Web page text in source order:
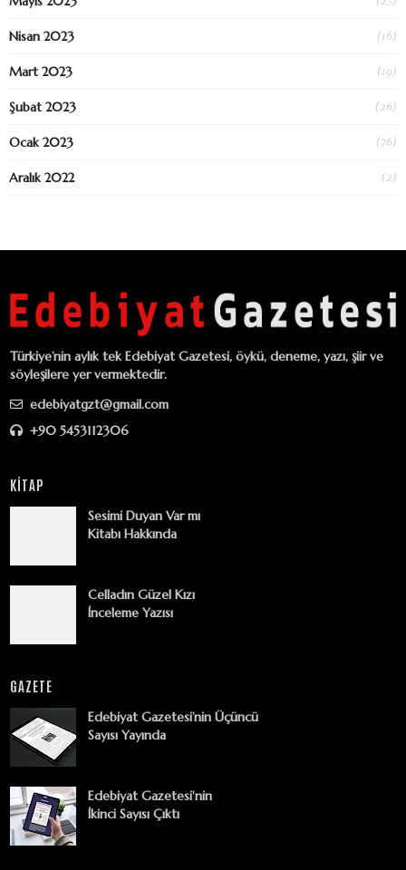
Nisan 2023 (16)
Mart 2023 (19)
Şubat 2023 (26)
Ocak 2023 (76)
Aralık 2022 (2)
Türkiye’nin aylık tek Edebiyat Gazetesi, öykü, deneme, yazı, şiir ve
söyleşilere yer vermektedir.
edebiyatgzt@gmail.com
+90 5453112306
KİTAP
Sesimi Duyan Var mı
Kitabı Hakkında
Celladın Güzel Kızı
İnceleme Yazısı
GAZETE
Edebiyat Gazetesi’nin Üçüncü
Sayısı Yayında
Edebiyat Gazetesi'nin
İkinci Sayısı Çıktı